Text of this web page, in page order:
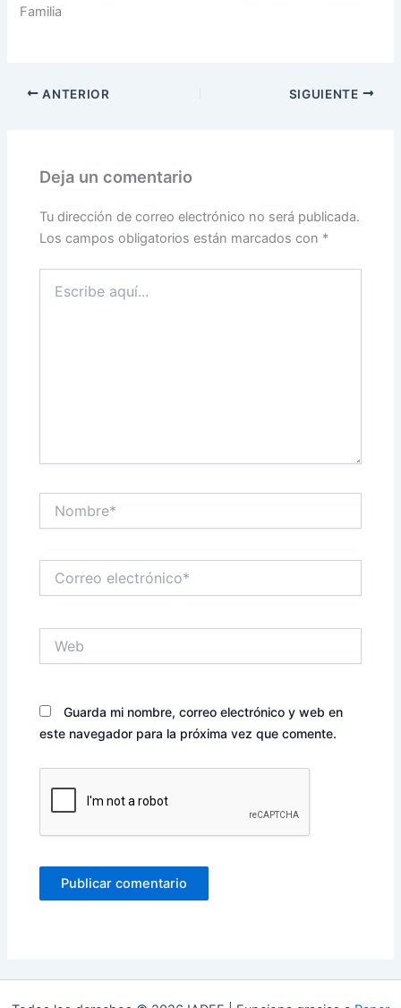
Familia
ANTERIOR SIGUIENTE
Deja un comentario
Tu dirección de correo electrónico no será publicada.
Los campos obligatorios están marcados con *
aquí...
electrónico*
Guarda mi nombre, correo electrónico y web en
este navegador para la próxima vez que comente.